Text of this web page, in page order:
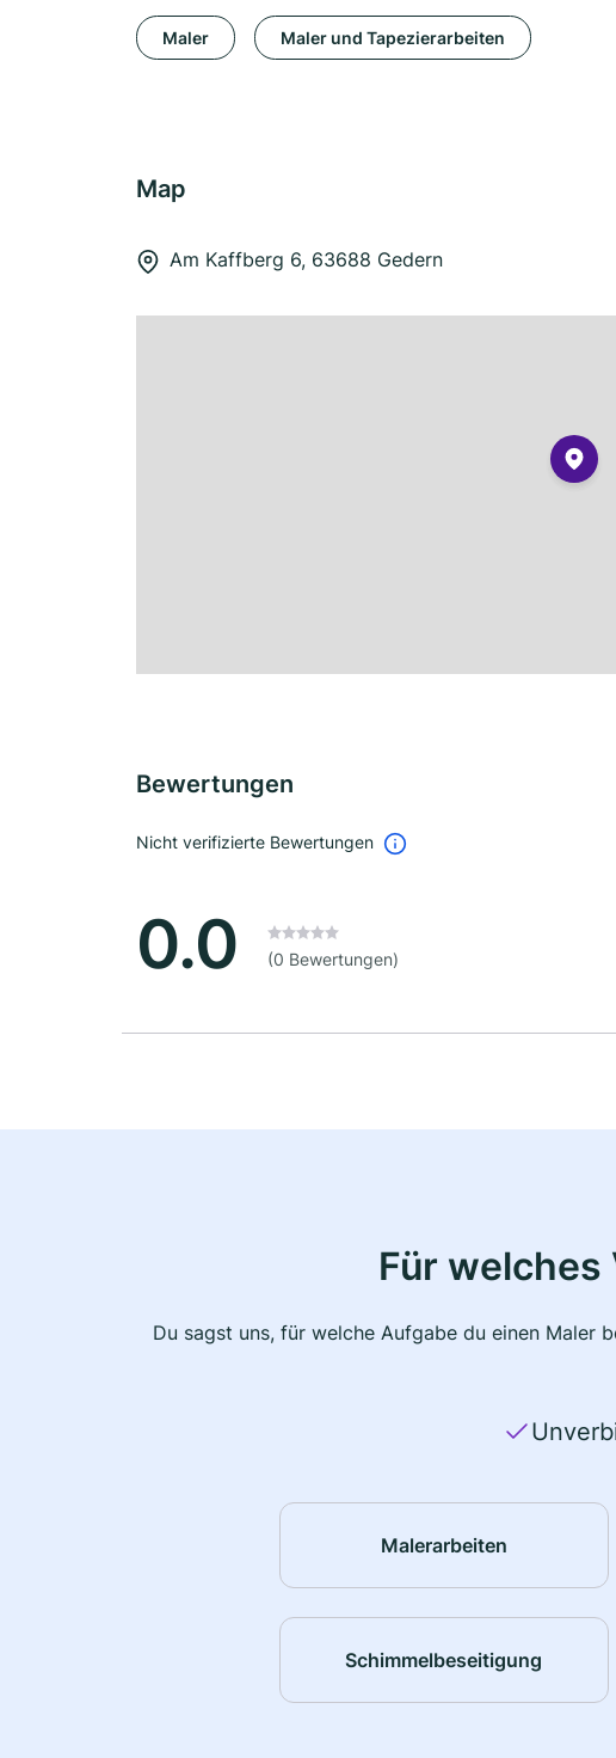
Maler Maler und Tapezierarbeiten
Map
Am Kaffberg 6, 63688 Gedern
Bewertungen
Nicht verifizierte Bewertungen
0.0 (0 Bewertungen)
Für welches
Du sagst uns, für welche Aufgabe du einen Maler
Malerarbeiten
Schimmelbeseitigung